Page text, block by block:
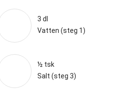
3 dl
Vatten (steg 1)
½ tsk
Salt (steg 3)